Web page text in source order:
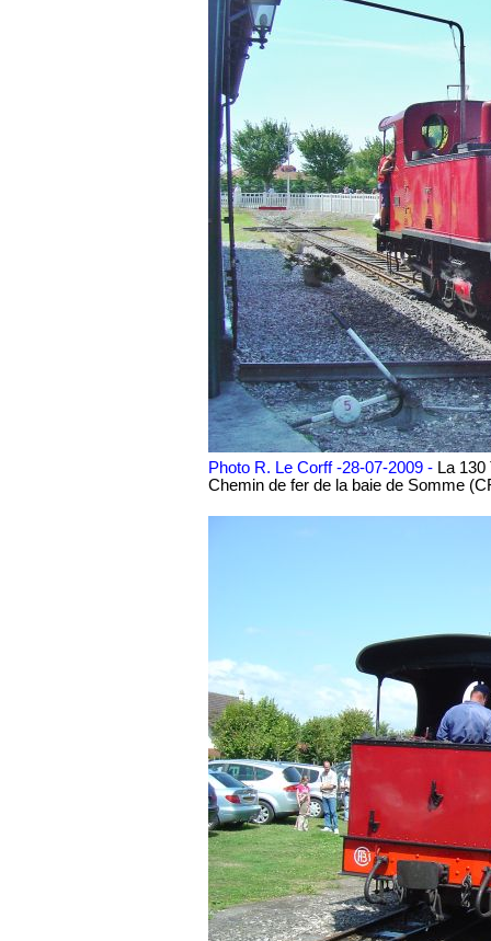
Photo R. Le Corff -28-07-2009 -La 130
Chemin de fer de la baie de Somme